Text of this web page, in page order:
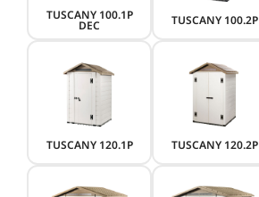
TUSCANY 100.1P
DEC TUSCANY 100.2P
TUSCANY 120.1P TUSCANY 120.2P